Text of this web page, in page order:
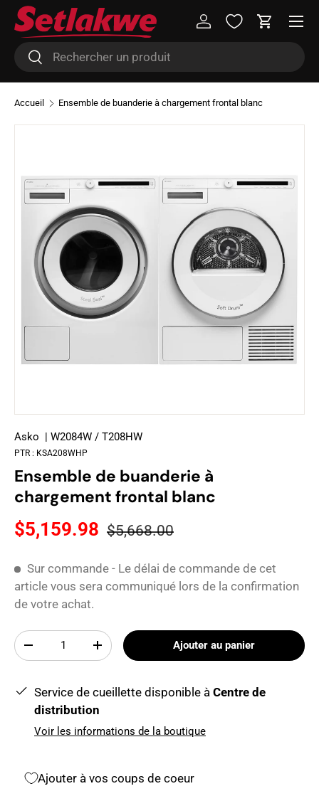
Aller au contenu
Recherche
Rechercher
Se connecterPanier
Menu
Accueil Ensemble de buanderie à chargement frontal blanc
Asko | W2084W / T208HW
PTR : KSA208WHP
Ensemble de buanderie à
chargement frontal blanc
$5,159.98 $5,668.00
Sur commande - Le délai de commande de cet
article vous sera communiqué lors de la confirmation
de votre achat.
Qté
-
+ Ajouter au panier
Service de cueillette disponible à Centre de
distribution
Voir les informations de la boutique
Ajouter à vos coups de coeur